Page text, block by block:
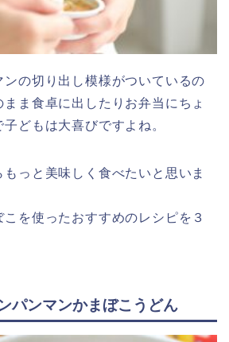
の切り出し模様がついているの
ま食卓に出したりお弁当にちょ
どもは大喜びですよね。
っと美味しく食べたいと思いま
を使ったおすすめのレシピを３
パンマンかまぼこうどん